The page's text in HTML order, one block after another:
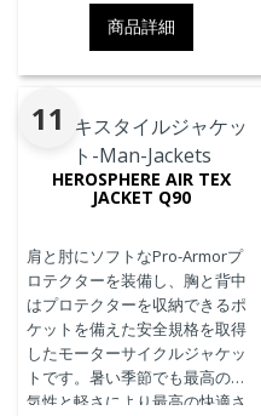
商品詳細
11
HEROSPHERE AIR TEX
JACKET Q90
肩と肘にソフトなPro-Armorプ
ロテクターを装備し、胸と背中
はプロテクターを収納できるポ
ケットを備えた安全規格を取得
したモーターサイクルジャケッ
トです。暑い季節でも最高の通
気性と軽さにより最高の快適さ